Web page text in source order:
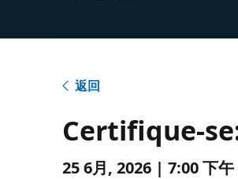
返回
Certifique-
25 6月, 2026 | 7:00 下